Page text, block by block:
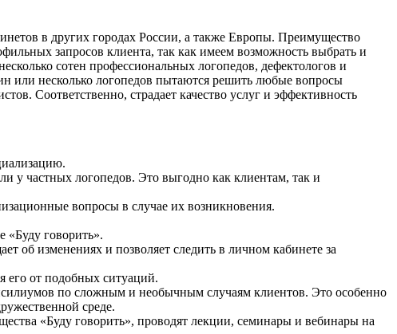
в других городах России, а также Европы. Преимущество
запросов клиента, так как имеем возможность выбрать и
сотен профессиональных логопедов, дефектологов и
или несколько логопедов пытаются решить любые вопросы
Соответственно, страдает качество услуг и эффективность
у частных логопедов. Это выгодно как клиентам, так и
вопросы в случае их возникновения.
«Буду говорить».
об изменениях и позволяет следить в личном кабинете за
его от подобных ситуаций.
по сложным и необычным случаям клиентов. Это особенно
среде.
«Буду говорить», проводят лекции, семинары и вебинары на